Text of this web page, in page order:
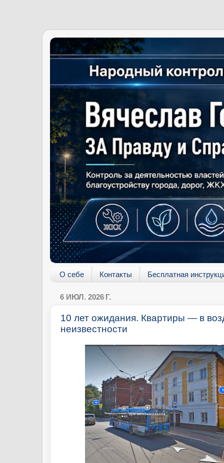
О себе Контакты Бесплатная
6 ИЮЛ. 2026 Г.
10 лет ожидания. Квартиры — в
неизвестности